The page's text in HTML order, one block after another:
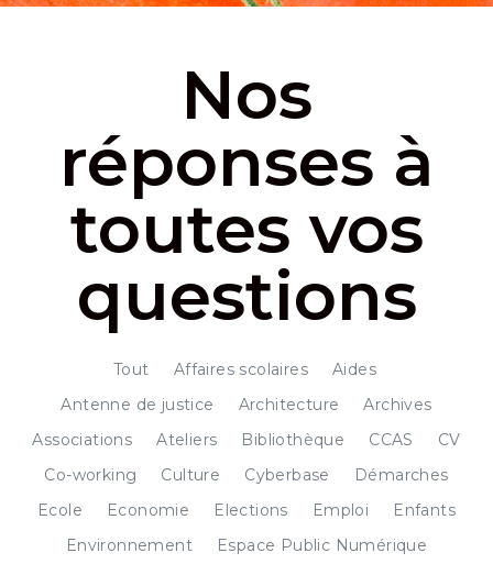
Nos
réponses à
toutes vos
questions
Tout Affaires scolaires
Aides
Antenne de justice
Architecture
Archives
Associations
Ateliers Bibliothèque CCAS
CV
Co-working
Culture Cyberbase
Démarches
Ecole
Economie Elections Emploi
Enfants
Environnement
Espace Public Numérique